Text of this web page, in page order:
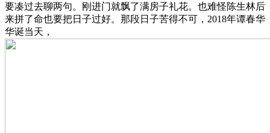
要凑过去聊两句。刚进门就飘了满房子礼花。也难怪陈生林后
来拼了命也要把日子过好。那段日子苦得不可，2018年谭春华
华诞当天，